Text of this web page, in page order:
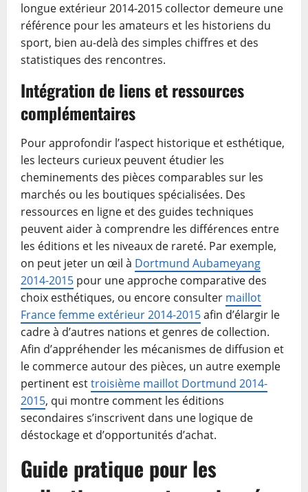
longue extérieur 2014-2015 collector demeure une
référence pour les amateurs et les historiens du
sport, bien au-delà des simples chiffres et des
statistiques des rencontres.
Intégration de liens et ressources
complémentaires
Pour approfondir l’aspect historique et esthétique,
les lecteurs curieux peuvent étudier les
cheminements des pièces comparables sur les
marchés ou les boutiques spécialisées. Des
ressources en ligne et des guides techniques
peuvent aider à comprendre les différences entre
les éditions et les niveaux de rareté. Par exemple,
on peut jeter un œil à Dortmund Aubameyang
2014-2015 pour une approche comparative des
choix esthétiques, ou encore consulter maillot
France femme extérieur 2014-2015afin d’élargir le
cadre à d’autres nations et genres de collection.
Afin d’appréhender les mécanismes de diffusion et
le commerce autour des pièces, un autre exemple
pertinent esttroisième maillot Dortmund 2014-
2015, qui montre comment les éditions
secondaires s’inscrivent dans une logique de
déstockage et d’opportunités d’achat.
Guide pratique pour les